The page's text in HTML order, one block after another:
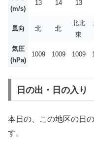
(m/s)
13 14 13
風向 北 北
北北
東
気圧
(hPa)
1009 1009 1009
日の出・日の入り
本日の、この地区の日
す。